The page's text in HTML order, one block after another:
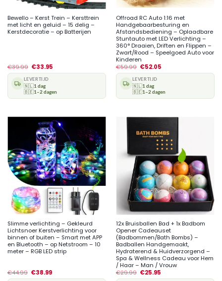
Bewello – Kerst Trein – Kersttrein
met licht en geluid – 15 delig –
Kerstdecoratie – op Batterijen
€39.99 €33.95
LEVERTIJD
🇳🇱1 dag
🇧🇪1–2 dagen
Offroad RC Auto 1:16 met
Handgebaarbesturing en
Afstandsbediening – Oplaadbare
Stuntauto met LED Verlichting –
360° Draaien, Driften en Flippen –
Zwart/Rood – Speelgoed Auto voor
Kinderen
€59.99 €52.05
LEVERTIJD
🇳🇱1 dag
🇧🇪1–2 dagen
Slimme verlichting – Gekleurd
Lichtsnoer Kerstverlichting voor
binnen of buiten – Smart met APP
en Bluetooth – op Netstroom – 10
meter – RGB LED strip
€44.99 €38.99
12x Bruisballen Bad + 1x Badbom
Opener Cadeauset
(Badbommen/Bath Bombs) –
Badballen Handgemaakt,
Hydraterend & Huidverzorgend –
Spa & Wellness Cadeau voor Hem
/ Haar – Man / Vrouw
€29.99 €25.95